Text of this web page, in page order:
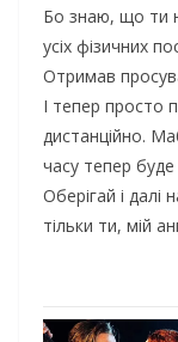
Бо знаю, що ти
усіх фізичних
Отримав
І тепер
дистанційно.
часу тепер
Оберігай і далі
тільки ти, мій